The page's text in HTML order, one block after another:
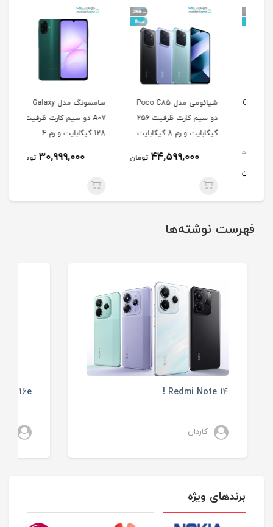
شیائومی مدل Poco C85
دو سیم کارت ظرفیت 256
گیگابایت و رم 8 گیگابایت
44,599,000 تومان
سامسونگ مدل Galaxy
A07 دو سیم کارت ظرفیت
128 گیگابایت و رم 4
30,999,000 تومان
فهرست نوشته‌ها
Redmi Note 14 !
کاردان
16e !
برندهای ویژه